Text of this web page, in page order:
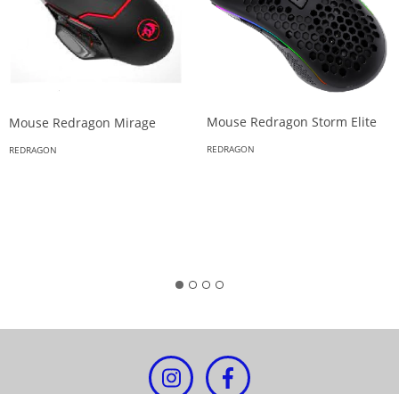
Mouse Redragon Mirage
REDRAGON
Mouse Redragon Storm Elite
REDRAGON